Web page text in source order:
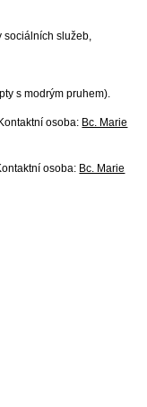
sociálních služeb,
s modrým pruhem).
osoba: Bc. Marie
osoba: Bc. Marie